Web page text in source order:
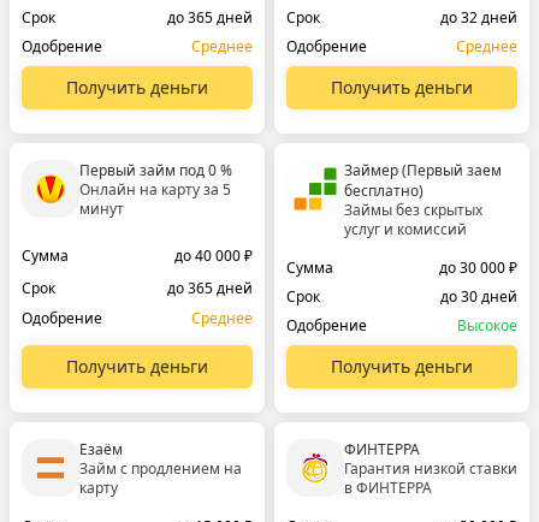
Срок
до 365 дней
Одобрение
Среднее
Получить деньги
Срок
до 32 дней
Одобрение
Среднее
Получить деньги
Первый займ под 0 %
Онлайн на карту за 5
минут
Сумма
до 40 000 ₽
Срок
до 365 дней
Одобрение
Среднее
Получить деньги
Займер (Первый заем
бесплатно)
Займы без скрытых
услуг и комиссий
Сумма
до 30 000 ₽
Срок
до 30 дней
Одобрение
Высокое
Получить деньги
Езаём
Займ с продлением на
карту
ФИНТЕРРА
Гарантия низкой ставки
в ФИНТЕРРА